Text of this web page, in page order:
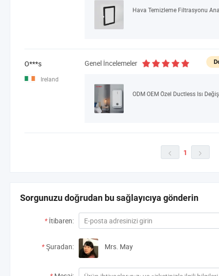
Hava Temizleme Filtrasyonu
O***s
Ireland
Genel İncelemeler
 1 
Sorgunuzu doğrudan bu sağlayıcıya gönderin
* İtibaren:
* Şuradan: Mrs. May